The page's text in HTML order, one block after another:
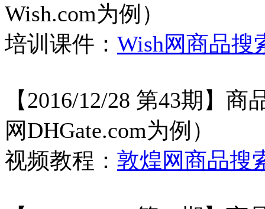
Wish.com为例）
培训课件： Wish网商品搜
【2016/12/28 第43期】
网DHGate.com为例）
视频教程： 敦煌网商品搜